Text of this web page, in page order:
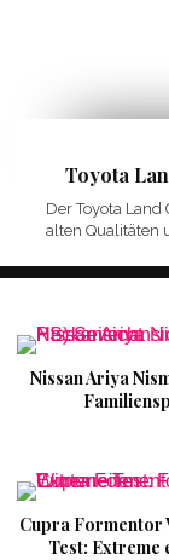
Toyota
Der Toyota
alten Qualitäten
Nissan Ariya
Cupra Formentor
Test: Extreme